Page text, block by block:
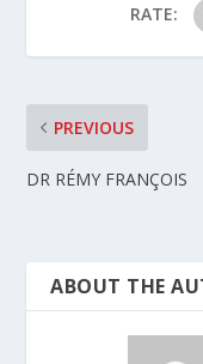
RATE:
PREVIOUS
DR RÉMY FRANÇOIS
ABOUT THE